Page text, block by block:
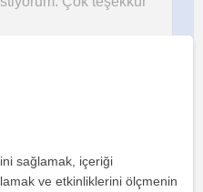
sağlamak, içeriği
ve etkinliklerini ölçmenin